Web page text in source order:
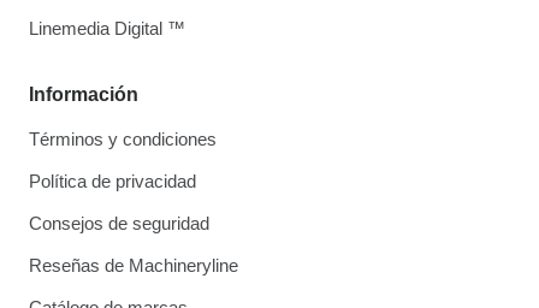
Información
Términos y condiciones
Política de privacidad
Consejos de seguridad
Reseñas de Machineryline
Linemedia Digital ™